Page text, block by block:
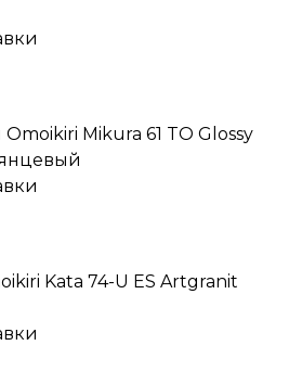
Mikura 61 TO Glossy
Kata 74-U ES Artgranit